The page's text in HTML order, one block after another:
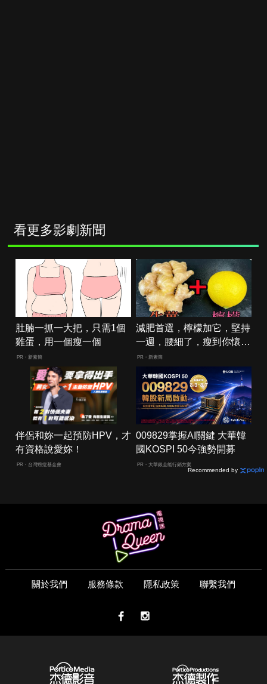
看更多影劇新聞
肚腩一抓一大把，只需1個
雞蛋，用一個瘦一個
PR・新素簡
減肥首選，檸檬加它，堅持
一週，腰細了，瘦到你懷疑
人生
PR・新素簡
伴侶和妳一起預防HPV，才
有資格說愛妳！
PR・台灣癌症基金會
009829掌握AI關鍵 大華韓
國KOSPI 50今強勢開募
PR・大華銀全能行銷方案
Recommended by
關於我們 服務條款 隱私政策 聯繫我們